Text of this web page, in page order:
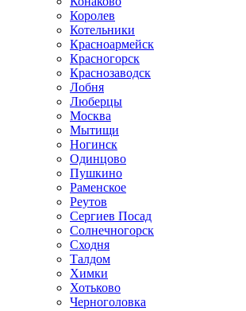
Королев
Котельники
Красноармейск
Красногорск
Краснозаводск
Лобня
Люберцы
Москва
Мытищи
Ногинск
Одинцово
Пушкино
Раменское
Реутов
Сергиев Посад
Солнечногорск
Сходня
Талдом
Химки
Хотьково
Черноголовка